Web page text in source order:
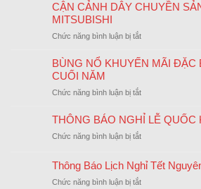
CẬN CẢNH DÂY CHUYỀN
MITSUBISHI
Chức năng bình luận bị tắtở
CẢNH
SẢN
XE
BÙNG NỔ KHUYẾN MÃI ĐẶC
CUỐI NĂM
Chức năng bình luận bị tắtở
NỔ
KHUYẾN
MÃI
BIỆT
THÔNG BÁO NGHỈ LỄ QUỐC
Chức năng bình luận bị tắtở
BÁO
NGHỈ
LỄ
Thông Báo Lịch Nghỉ Tết
Chức năng bình luận bị tắtở